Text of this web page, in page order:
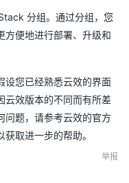
分组。通过分组，您
方便地进行部署、升级和
设您已经熟悉云效的界面
云效版本的不同而有所差
问题，请参考云效的官方
取进一步的帮助。
举报